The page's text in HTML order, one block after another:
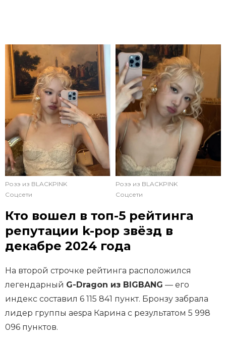
Розэ из BLACKPINK
Соцсети
Розэ из BLACKPINK
Соцсети
Кто вошел в топ-5 рейтинга
репутации k-pop звёзд в
декабре 2024 года
На второй строчке рейтинга расположился
легендарный G-Dragon из BIGBANG — его
индекс составил 6 115 841 пункт. Бронзу забрала
лидер группы aespa Карина с результатом 5 998
096 пунктов.